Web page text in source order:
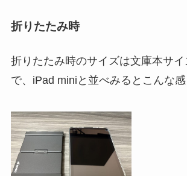
折りたたみ時
折りたたみ時のサイズは文庫本サイ
で、iPad miniと並べみるとこんな感